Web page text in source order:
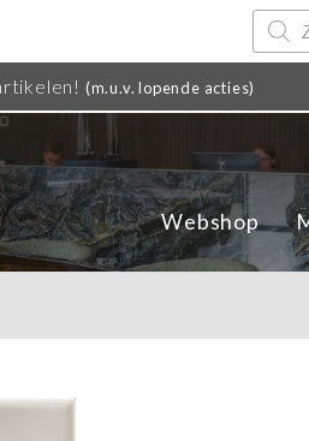
(m.u.v. lopende acties)
Webshop